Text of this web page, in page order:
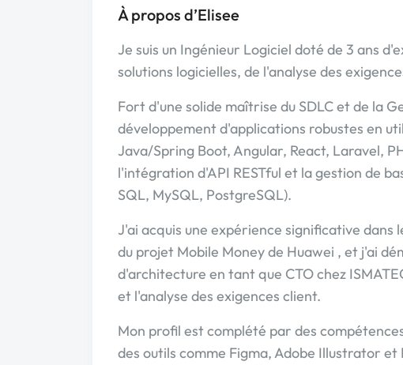
À propos d’Elisee
Je suis un Ingénieur Logiciel doté de 3 ans
solutions logicielles, de l'analyse des
Fort d'une solide maîtrise du SDLC et de la
développement d'applications robustes en
Java/Spring Boot, Angular, React, Laravel,
l'intégration d'API RESTful et la gestion de
SQL, MySQL, PostgreSQL).
J'ai acquis une expérience significative dans
du projet Mobile Money de Huawei , et j'ai
d'architecture en tant que CTO chez
et l'analyse des exigences client.
Mon profil est complété par des
des outils comme Figma, Adobe Illustrator